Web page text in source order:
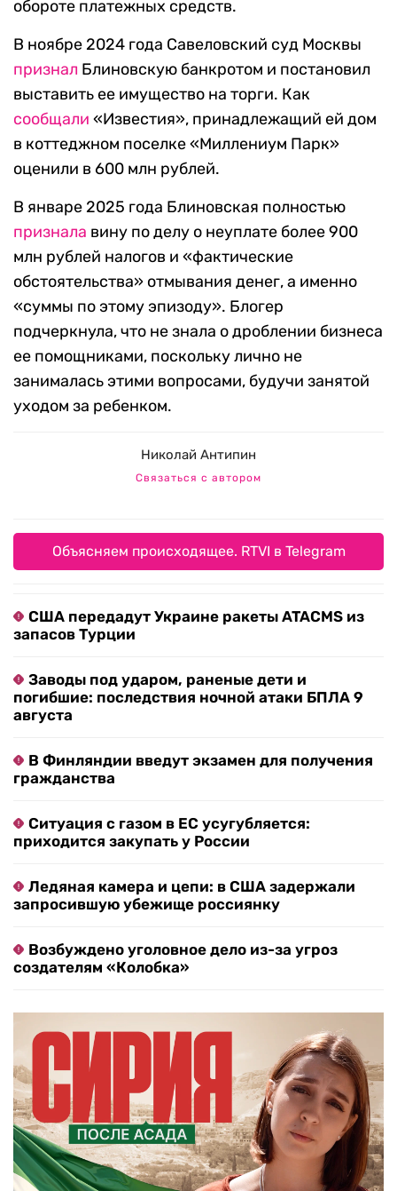
обороте платежных средств.
В ноябре 2024 года Савеловский суд Москвы
признал Блиновскую банкротом и постановил
выставить ее имущество на торги. Как
сообщали «Известия», принадлежащий ей дом
в коттеджном поселке «Миллениум Парк»
оценили в 600 млн рублей.
В январе 2025 года Блиновская полностью
признала вину по делу о неуплате более 900
млн рублей налогов и «фактические
обстоятельства» отмывания денег, а именно
«суммы по этому эпизоду». Блогер
подчеркнула, что не знала о дроблении бизнеса
ее помощниками, поскольку лично не
занималась этими вопросами, будучи занятой
уходом за ребенком.
Николай Антипин
Связаться с автором
Объясняем происходящее. RTVI в Telegram
США передадут Украине ракеты ATACMS из
запасов Турции
Заводы под ударом, раненые дети и
погибшие: последствия ночной атаки БПЛА 9
августа
В Финляндии введут экзамен для получения
гражданства
Ситуация с газом в ЕС усугубляется:
приходится закупать у России
Ледяная камера и цепи: в США задержали
запросившую убежище россиянку
Возбуждено уголовное дело из-за угроз
создателям «Колобка»